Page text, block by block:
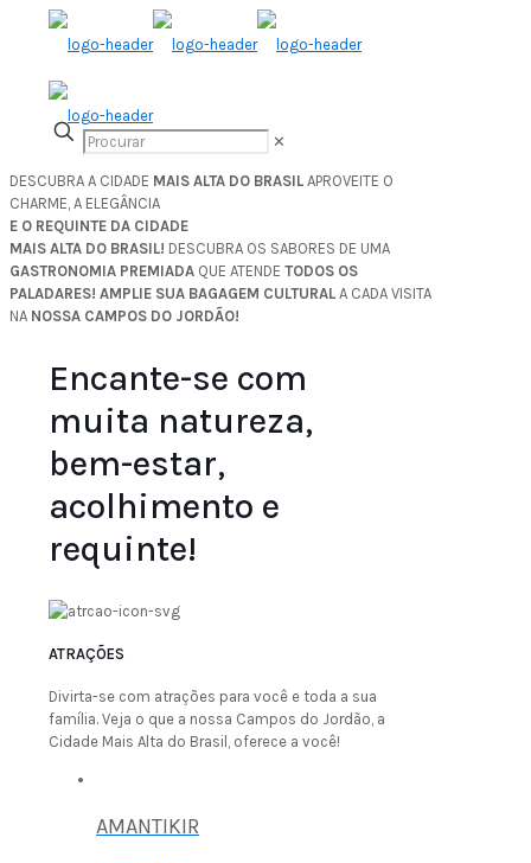
✕
DESCUBRA A CIDADE MAIS ALTA DO BRASIL APROVEITE O
CHARME, A ELEGÂNCIA
E O REQUINTE DA CIDADE
MAIS ALTA DO BRASIL! DESCUBRA OS SABORES DE UMA
GASTRONOMIA PREMIADA QUE ATENDE TODOS OS
PALADARES! AMPLIE SUA BAGAGEM CULTURAL A CADA VISITA
NA NOSSA CAMPOS DO JORDÃO!
Encante-se com
muita natureza,
bem-estar,
acolhimento e
requinte!
ATRAÇÕES
Divirta-se com atrações para você e toda a sua
família. Veja o que a nossa Campos do Jordão, a
Cidade Mais Alta do Brasil, oferece a você!
AMANTIKIR